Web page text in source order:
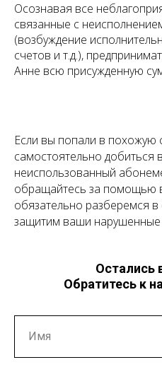
Осознавая все
связанные с
(возбуждение
счетов и т.д.),
Анне всю присужденную
Если вы попали в похожую
самостоятельно добиться
неиспользованный
обращайтесь за помощью
обязательно разберемся
защитим ваши нарушенные
Остались
Обратитесь к
Имя